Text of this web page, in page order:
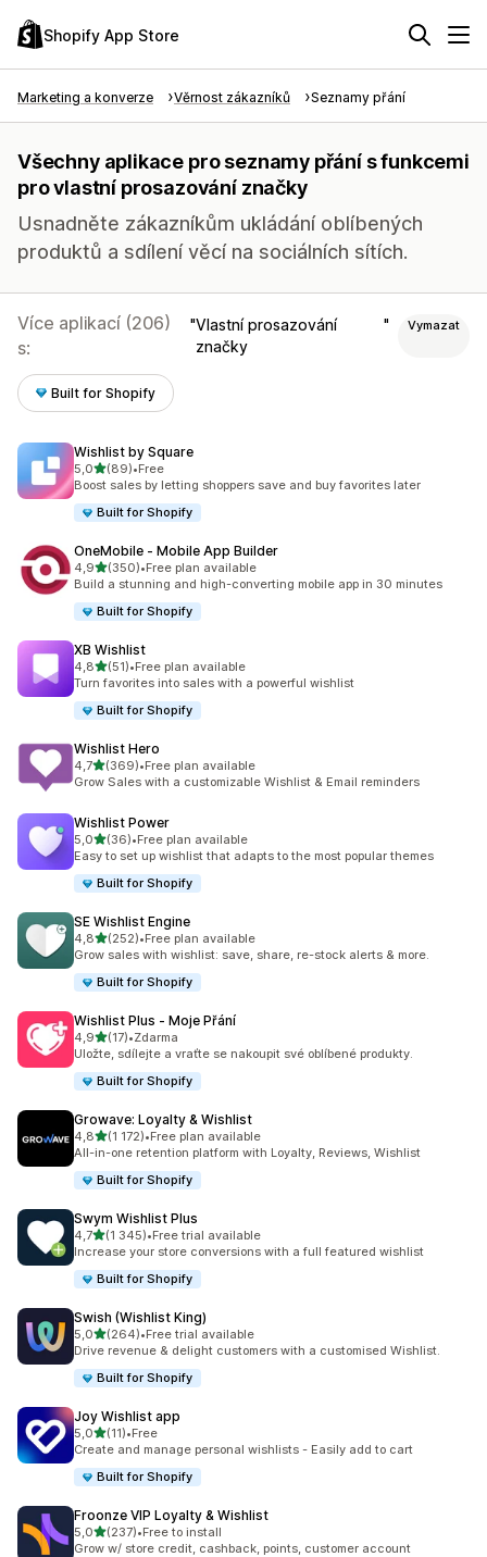
Shopify App Store
Marketing a konverze Věrnost zákazníků Seznamy přání
Všechny aplikace pro seznamy přání s funkcemi
pro vlastní prosazování značky
Usnadněte zákazníkům ukládání oblíbených
produktů a sdílení věcí na sociálních sítích.
Více aplikací (206)
s:
Vlastní prosazování
značky
Vymazat
Built for Shopify
Wishlist by Square
5,0z 5 hvězd
(89)
Celkový počet recenzí: 89
•Free
Boost sales by letting shoppers save and buy favorites later
Built for Shopify
OneMobile ‑ Mobile App Builder
4,9z 5 hvězd
(350)
Celkový počet recenzí: 350
•Free plan available
Build a stunning and high-converting mobile app in 30 minutes
Built for Shopify
XB Wishlist
4,8z 5 hvězd
(51)
Celkový počet recenzí: 51
•Free plan available
Turn favorites into sales with a powerful wishlist
Built for Shopify
Wishlist Hero
4,7z 5 hvězd
(369)
Celkový počet recenzí: 369
•Free plan available
Grow Sales with a customizable Wishlist & Email reminders
Wishlist Power
5,0z 5 hvězd
(36)
Celkový počet recenzí: 36
•Free plan available
Easy to set up wishlist that adapts to the most popular themes
Built for Shopify
SE Wishlist Engine
4,8z 5 hvězd
(252)
Celkový počet recenzí: 252
•Free plan available
Grow sales with wishlist: save, share, re-stock alerts & more.
Built for Shopify
Wishlist Plus ‑ Moje Přání
4,9z 5 hvězd
(17)
Celkový počet recenzí: 17
•Zdarma
Uložte, sdílejte a vraťte se nakoupit své oblíbené produkty.
Built for Shopify
Growave: Loyalty & Wishlist
4,8z 5 hvězd
(1 172)
Celkový počet recenzí: 1172
•Free plan available
All-in-one retention platform with Loyalty, Reviews, Wishlist
Built for Shopify
Swym Wishlist Plus
4,7z 5 hvězd
(1 345)
Celkový počet recenzí: 1345
•Free trial available
Increase your store conversions with a full featured wishlist
Built for Shopify
Swish (Wishlist King)
5,0z 5 hvězd
(264)
Celkový počet recenzí: 264
•Free trial available
Drive revenue & delight customers with a customised Wishlist.
Built for Shopify
Joy Wishlist app
5,0z 5 hvězd
(11)
Celkový počet recenzí: 11
•Free
Create and manage personal wishlists - Easily add to cart
Built for Shopify
Froonze VIP Loyalty & Wishlist
5,0z 5 hvězd
(237)
Celkový počet recenzí: 237
•Free to install
Grow w/ store credit, cashback, points, customer account